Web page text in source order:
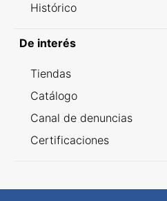
Histórico
De interés
Tiendas
Catálogo
Canal de denuncias
Certificaciones